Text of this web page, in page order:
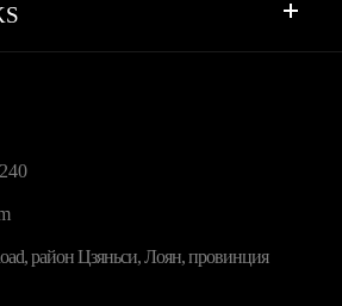
район Цзяньси, Лоян, провинция